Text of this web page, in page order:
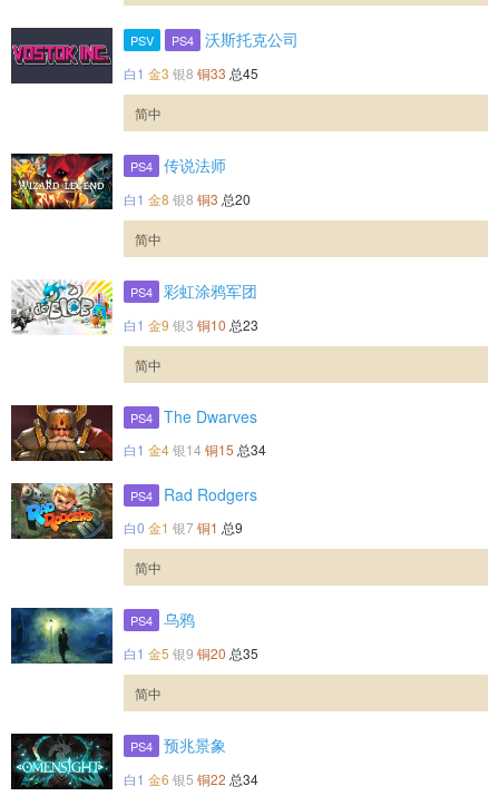
PSV PS4 沃斯托克公司
白1 金3 银8 铜33 总45
简中
PS4 传说法师
白1 金8 银8 铜3 总20
简中
PS4 彩虹涂鸦军团
白1 金9 银3 铜10 总23
简中
PS4 The Dwarves
白1 金4银14 铜15 总34
PS4 Rad Rodgers
白0 金1 银7 铜1 总9
简中
PS4 乌鸦
白1 金5 银9 铜20 总35
简中
PS4 预兆景象
白1 金6 银5 铜22 总34